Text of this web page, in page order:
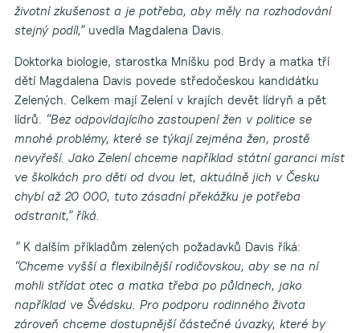
životní zkušenost a je potřeba, aby měly na rozhodování
stejný podíl,”uvedla Magdalena Davis.
Doktorka biologie, starostka Mníšku pod Brdy a matka tří
dětí Magdalena Davis povede středočeskou kandidátku
Zelených. Celkem mají Zelení v krajích devět lídryň a pět
lídrů.
“Bez odpovídajícího zastoupení žen v politice se
mnohé problémy, které se týkají zejména žen, prostě
nevyřeší. Jako Zelení chceme například státní garanci míst
ve školkách pro děti od dvou let, aktuálně jich v Česku
chybí až 20 000, tuto zásadní překážku je potřeba
odstranit,” říká.
” K dalším příkladům zelených požadavků Davis říká:
“Chceme vyšší a flexibilnější rodičovskou, aby se na ní
mohli střídat otec a matka třeba po půldnech, jako
například ve Švédsku. Pro podporu rodinného života
zároveň chceme dostupnější částečné úvazky, které by